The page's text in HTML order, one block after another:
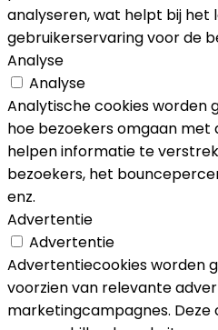
analyseren, wat helpt bij het
gebruikerservaring voor de
Analyse
Analyse
Analytische cookies worden
hoe bezoekers omgaan met
helpen informatie te
bezoekers, het
enz.
Advertentie
Advertentie
Advertentiecookies worden
voorzien van relevante
marketingcampagnes. Deze